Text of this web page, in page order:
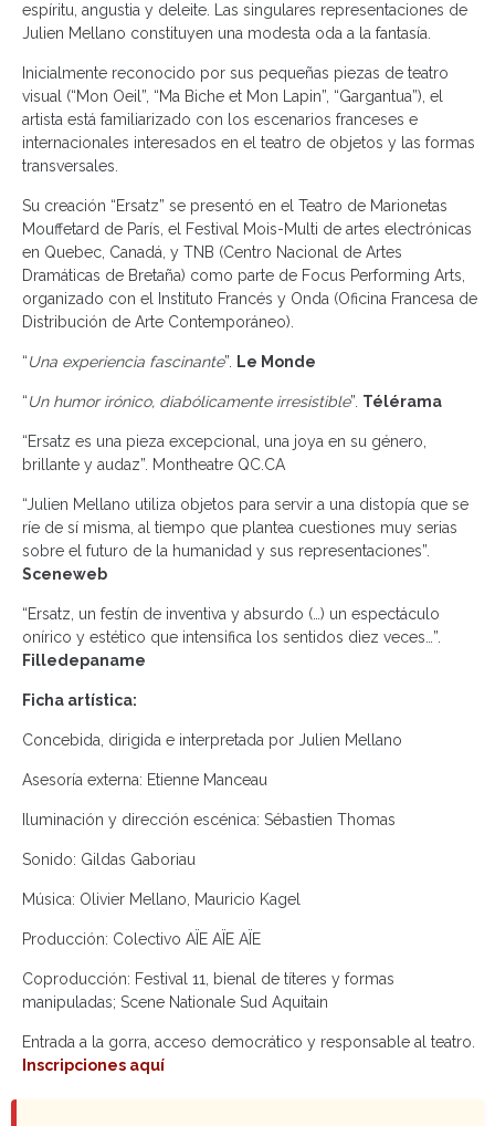
espíritu, angustia y deleite. Las singulares representaciones de
Julien Mellano constituyen una modesta oda a la fantasía.
Inicialmente reconocido por sus pequeñas piezas de teatro
visual (“Mon Oeil”, “Ma Biche et Mon Lapin”, “Gargantua”), el
artista está familiarizado con los escenarios franceses e
internacionales interesados ​​en el teatro de objetos y las formas
transversales.
Su creación “Ersatz” se presentó en el Teatro de Marionetas
Mouffetard de París, el Festival Mois-Multi de artes electrónicas
en Quebec, Canadá, y TNB (Centro Nacional de Artes
Dramáticas de Bretaña) como parte de Focus Performing Arts,
organizado con el Instituto Francés y Onda (Oficina Francesa de
Distribución de Arte Contemporáneo).
“Una experiencia fascinante”. Le Monde
“Un humor irónico, diabólicamente irresistible”. Télérama
“Ersatz es una pieza excepcional, una joya en su género,
brillante y audaz”. Montheatre QC.CA
“Julien Mellano utiliza objetos para servir a una distopía que se
ríe de sí misma, al tiempo que plantea cuestiones muy serias
sobre el futuro de la humanidad y sus representaciones”.
Sceneweb
“Ersatz, un festín de inventiva y absurdo (…) un espectáculo
onírico y estético que intensifica los sentidos diez veces…”.
Filledepaname
Ficha artística:
Concebida, dirigida e interpretada por Julien Mellano
Asesoría externa: Etienne Manceau
Iluminación y dirección escénica: Sébastien Thomas
Sonido: Gildas Gaboriau
Música: Olivier Mellano, Mauricio Kagel
Producción: Colectivo AÏE AÏE AÏE
Coproducción: Festival 11, bienal de títeres y formas
manipuladas; Scene Nationale Sud Aquitain
​Entrada a la gorra, acceso democrático y responsable al teatro.
Inscripciones aquí